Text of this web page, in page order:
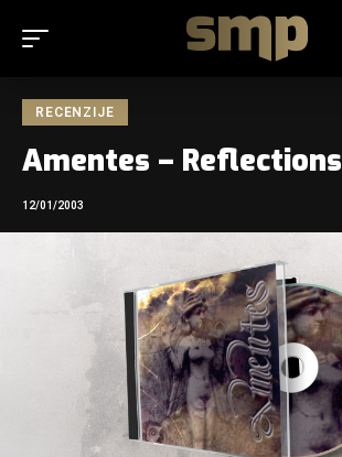
RECENZIJE
Amentes – Reflections
12/01/2003